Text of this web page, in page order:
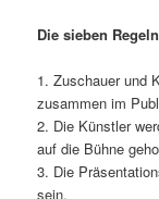
Die sieben
1. Zuschauer und
zusammen im
2. Die Künstler
auf die Bühne
3. Die
sein.